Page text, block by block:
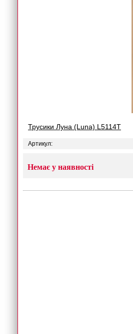
Трусики Луна (Luna) L5114T
Артикул:
Немає у наявності